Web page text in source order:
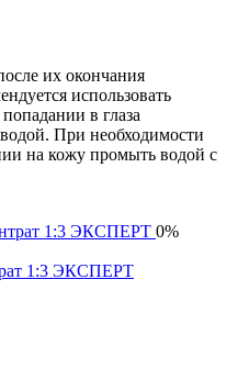
их окончания
использовать
в глаза
При необходимости
на кожу промыть водой с
0%
1:3 ЭКСПЕРТ